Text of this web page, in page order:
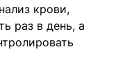
крови,
раз в день, а